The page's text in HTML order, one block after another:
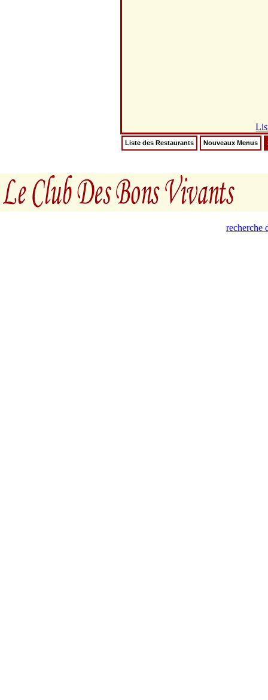
Liste des Restaurants Nouveaux Menus
recherche